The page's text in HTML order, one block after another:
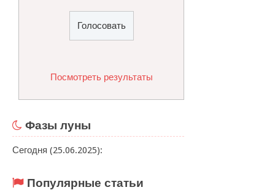
Посмотреть результаты
Фазы луны
Сегодня (25.06.2025):
Популярные статьи